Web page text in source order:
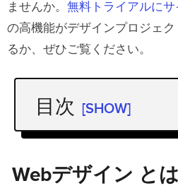
ませんか。 無料トライアルに
の高機能がデザインプロジェ
るか、ぜひご覧ください。
目次 [SHOW]
Webデザイン とは
Webデザイン と Web
Webデザイン とは